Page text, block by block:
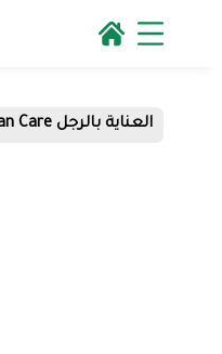
العناية بالرجل Man Care